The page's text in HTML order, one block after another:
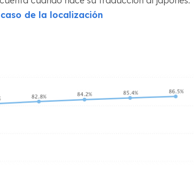
de la localización